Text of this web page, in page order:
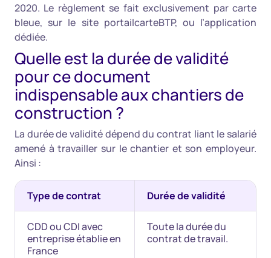
2020. Le règlement se fait exclusivement par carte
bleue, sur le site portailcarteBTP, ou l’application
dédiée.
Quelle est la durée de validité
pour ce document
indispensable aux chantiers de
construction ?
La durée de validité dépend du contrat liant le salarié
amené à travailler sur le chantier et son employeur.
Ainsi :
Type de contrat Durée de validité
CDD ou CDI avec
entreprise établie en
France
Toute la durée du
contrat de travail.